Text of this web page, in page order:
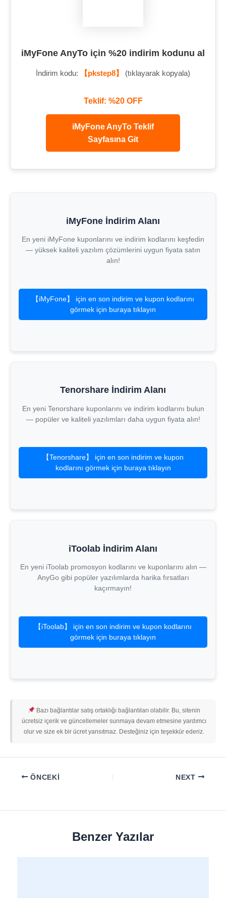
iMyFone AnyTo için %20 indirim kodunu al
İndirim kodu: 【pkstep8】 (tıklayarak kopyala)
Teklif: %20 OFF
iMyFone AnyTo Teklif
Sayfasına Git
iMyFone İndirim Alanı
En yeni iMyFone kuponlarını ve indirim kodlarını keşfedin
— yüksek kaliteli yazılım çözümlerini uygun fiyata satın
alın!
【iMyFone】 için en son indirim ve kupon kodlarını
görmek için buraya tıklayın
Tenorshare İndirim Alanı
En yeni Tenorshare kuponlarını ve indirim kodlarını bulun
— popüler ve kaliteli yazılımları daha uygun fiyata alın!
【Tenorshare】 için en son indirim ve kupon
kodlarını görmek için buraya tıklayın
iToolab İndirim Alanı
En yeni iToolab promosyon kodlarını ve kuponlarını alın —
AnyGo gibi popüler yazılımlarda harika fırsatları
kaçırmayın!
【iToolab】 için en son indirim ve kupon kodlarını
görmek için buraya tıklayın
Bazı bağlantılar satış ortaklığı bağlantıları olabilir. Bu, sitenin
ücretsiz içerik ve güncellemeler sunmaya devam etmesine yardımcı
olur ve size ek bir ücret yansıtmaz. Desteğiniz için teşekkür ederiz.
ÖNCEKI NEXT
Benzer Yazılar